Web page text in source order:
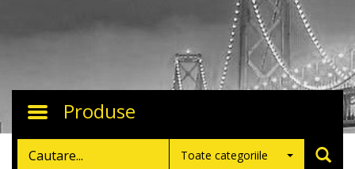
Toggle
Produse
Toate categoriile